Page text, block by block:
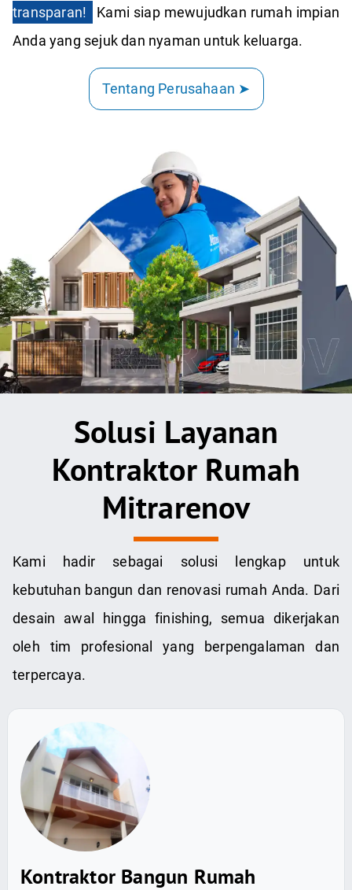
transparan!
Kami siap mewujudkan rumah impian
Anda yang sejuk dan nyaman untuk keluarga.
Tentang Perusahaan ➤
Solusi Layanan
Kontraktor Rumah
Mitrarenov
Kami hadir sebagai solusi lengkap untuk
kebutuhan bangun dan renovasi rumah Anda. Dari
desain awal hingga finishing, semua dikerjakan
oleh tim profesional yang berpengalaman dan
terpercaya.
Kontraktor Bangun Rumah